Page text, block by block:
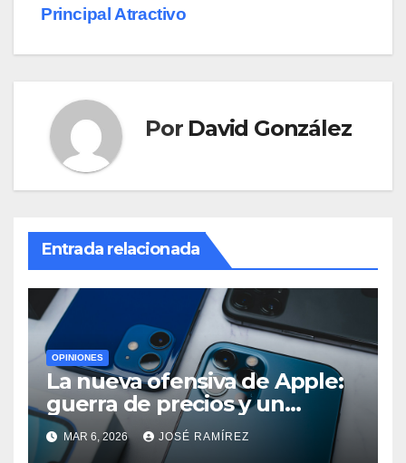
Principal Atractivo
Por David González
Entrada relacionada
OPINIONES
La nueva ofensiva de Apple:
guerra de precios y un
cambio histórico para el
iPhone 18
MAR 6, 2026 JOSÉ RAMÍREZ